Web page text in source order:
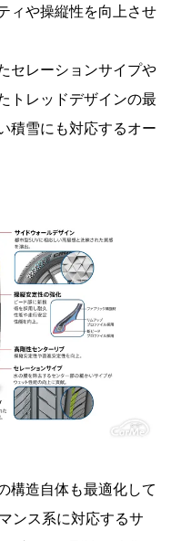
ィや操縦性を向上させ
セレーションサイプや
トレッドデザインの最
積雪にも対応するオー
構造自体も最適化して
ンス系に対応するサ